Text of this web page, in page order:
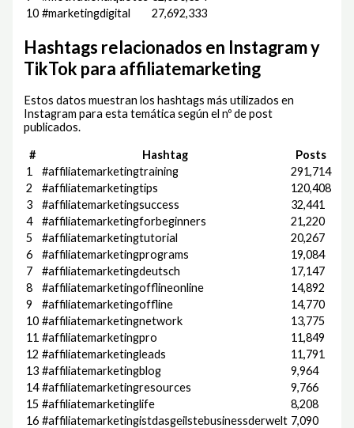
10 #marketingdigital 27,692,333
Hashtags relacionados en Instagram y
TikTok para affiliatemarketing
Estos datos muestran los hashtags más utilizados en
Instagram para esta temática según el nº de post
publicados.
# Hashtag
Posts
1
#affiliatemarketingtraining
291,714
2
#affiliatemarketingtips
120,408
3
#affiliatemarketingsuccess
32,441
4
#affiliatemarketingforbeginners
21,220
5
#affiliatemarketingtutorial
20,267
6
#affiliatemarketingprograms
19,084
7
#affiliatemarketingdeutsch
17,147
8
#affiliatemarketingofflineonline
14,892
9
#affiliatemarketingoffline
14,770
10 #affiliatemarketingnetwork
13,775
11 #affiliatemarketingpro
11,849
12 #affiliatemarketingleads
11,791
13 #affiliatemarketingblog
9,964
14 #affiliatemarketingresources
9,766
15 #affiliatemarketinglife
8,208
16 #affiliatemarketingistdasgeilstebusinessderwelt 7,090